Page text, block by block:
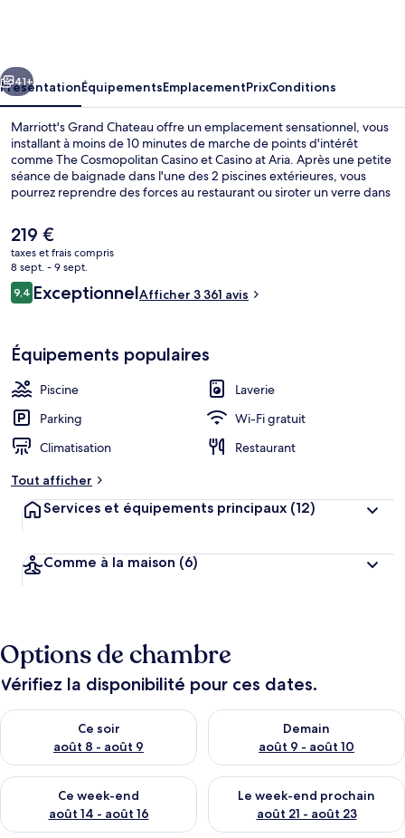
Suivant
41+
PrésentationÉquipementsEmplacementPrixConditions
Marriott's Grand Chateau offre un emplacement sensationnel, vous
installant à moins de 10 minutes de marche de points d'intérêt
comme The Cosmopolitan Casino et Casino at Aria. Après une petite
séance de baignade dans l'une des 2 piscines extérieures, vous
pourrez reprendre des forces au restaurant ou siroter un verre dans
de piscine et d'une salle de fitness ouverte 24 h/24, parfaits pour se
faire plaisir. Les appartements vous réservent par ailleurs
d'agréables petits plus comme des lits avec surmatelas et une literie
de qualité supérieure. Les autres voyageurs adorent le personnel
attentionné et l'emplacement. L'hébergement se situe à une très
courte distance à pied des transports publics : Station de monorail
Le
prix
actuel
est
de
219 €
taxes et frais compris
8 sept. - 9 sept.
Avis
voyageurs
9,49,4 sur 10
ExceptionnelAfficher 3 361 avis
Équipements populaires
Piscine
Laverie
Parking
Wi-Fi gratuit
Climatisation
Restaurant
Tout afficher
Services et équipements principaux (12)
Comme à la maison (6)
Options de chambre
Vérifiez la disponibilité pour ces dates.
Ce soir
août 8 - août 9
Vérifier la disponibilité pour ce soir août 8 - août 9
Demain
août 9 - août 10
Vérifier la disponibilité pour
Ce week-end
août 14 - août 16
Vérifier la disponibilité pour ce week-end août 14 - août 16
Le week-end prochain
août 21 - août 23
Vérifier la disponibilité pour